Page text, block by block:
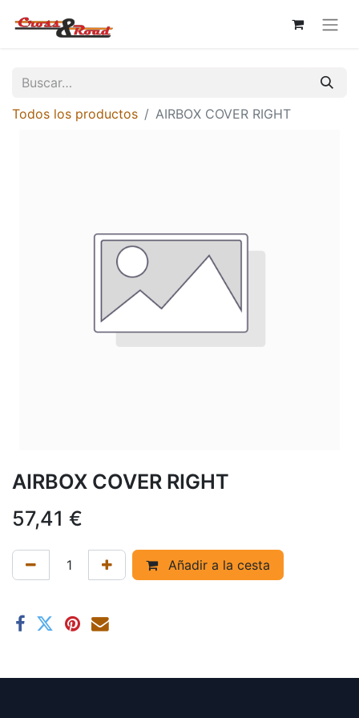
Todos los productos AIRBOX COVER RIGHT
AIRBOX COVER RIGHT
57,41 €
Añadir a la cesta